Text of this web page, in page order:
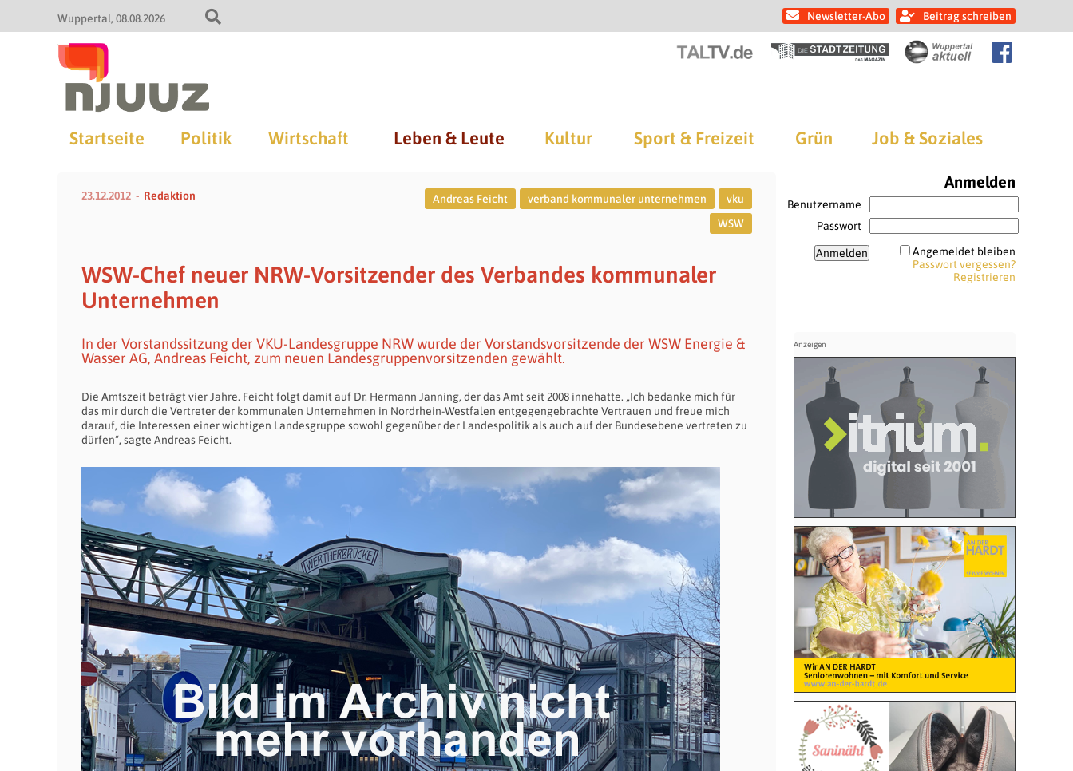
Wuppertal 08.08.2026 Newsletter-Abo Beitrag schreiben
Startseite Politik Wirtschaft Leben & Leute Kultur Sport & Freizeit Grün Job & Soziales
23.12.2012 Redaktion Andreas Feicht verband kommunaler unternehmen
vku
WSW
WSW-Chef neuer NRW-Vorsitzender des Verbandes kommunaler
Unternehmen
In der Vorstandssitzung der VKU-Landesgruppe NRW wurde der Vorstandsvorsitzende der WSW Energie &
Wasser AG, Andreas Feicht, zum neuen Landesgruppenvorsitzenden gewählt.
Die Amtszeit beträgt vier Jahre. Feicht folgt damit auf Dr. Hermann Janning, der das Amt seit 2008 innehatte. „Ich bedanke mich für
das mir durch die Vertreter der kommunalen Unternehmen in Nordrhein-Westfalen entgegengebrachte Vertrauen und freue mich
darauf, die Interessen einer wichtigen Landesgruppe sowohl gegenüber der Landespolitik als auch auf der Bundesebene vertreten zu
dürfen“, sagte Andreas Feicht.
Anmelden
Benutzername
Passwort
Angemeldet bleiben
Passwort vergessen?
Registrieren